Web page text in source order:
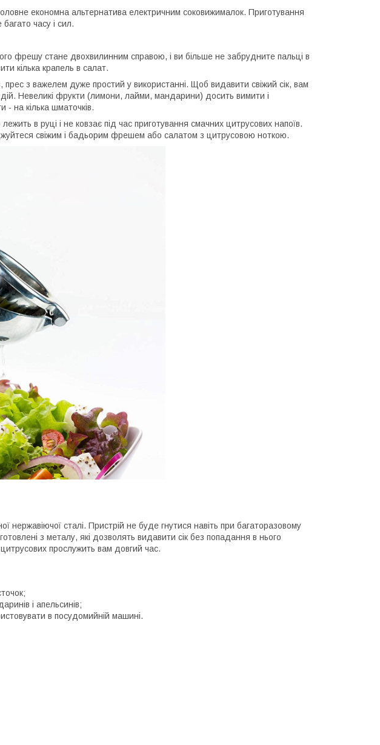
економна альтернатива електричним соковижималок. Приготування
часу і сил.
фрешу стане двохвилинним справою, і ви більше не забрудните пальці в
кілька крапель в салат.
прес з важелем дуже простий у використанні. Щоб видавити свіжий сік, вам
Невеликі фрукти (лимони, лайми, мандарини) досить вимити і
- на кілька шматочків.
в руці і не ковзає під час приготування смачних цитрусових напоїв.
свіжим і бадьорим фрешем або салатом з цитрусовою ноткою.
нержавіючої сталі. Пристрій не буде гнутися навіть при багаторазовому
з металу, які дозволять видавити сік без попадання в нього
прослужить вам довгий час.
і апельсинів;
в посудомийній машині.